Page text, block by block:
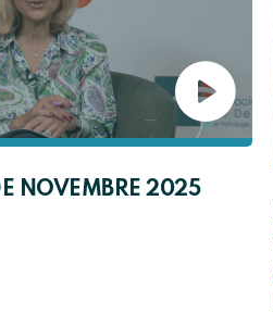
NOVEMBRE 2025